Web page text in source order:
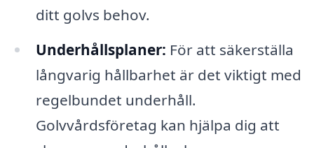
ditt golvs behov.
Underhållsplaner: För att säkerställa
långvarig hållbarhet är det viktigt med
regelbundet underhåll.
Golvvårdsföretag kan hjälpa dig att